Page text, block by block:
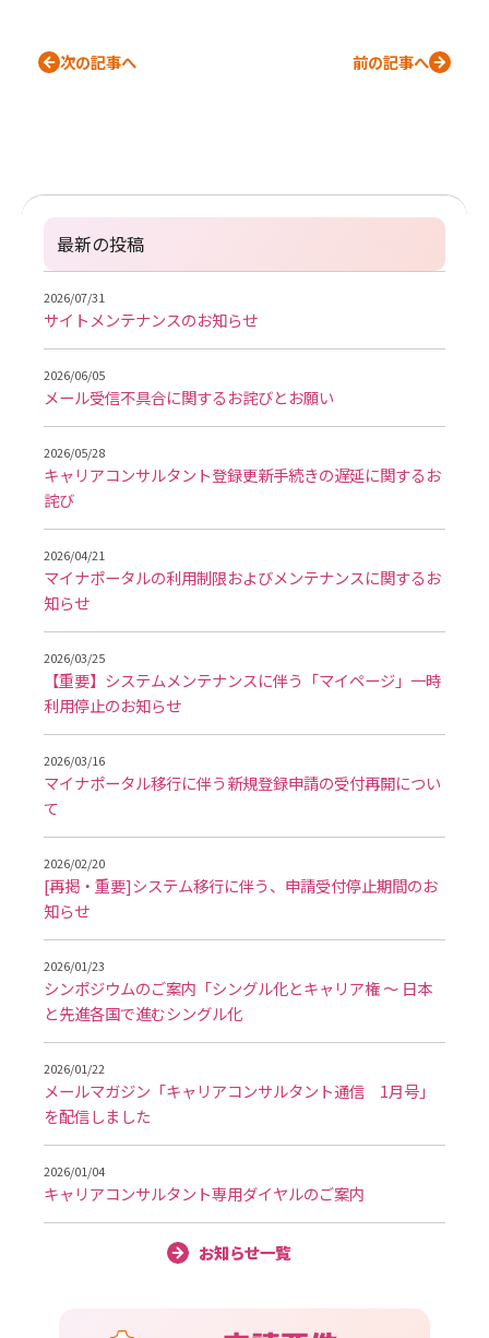
次の記事へ 前の記事へ
最新の投稿
2026/07/31
サイトメンテナンスのお知らせ
2026/06/05
メール受信不具合に関するお詫びとお願い
2026/05/28
キャリアコンサルタント登録更新手続きの遅延に関するお
詫び
2026/04/21
マイナポータルの利用制限およびメンテナンスに関するお
知らせ
2026/03/25
【重要】システムメンテナンスに伴う「マイページ」一時
利用停止のお知らせ
2026/03/16
マイナポータル移行に伴う新規登録申請の受付再開につい
て
2026/02/20
[再掲・重要]システム移行に伴う、申請受付停止期間のお
知らせ
2026/01/23
シンポジウムのご案内「シングル化とキャリア権 ～ 日本
と先進各国で進むシングル化
2026/01/22
メールマガジン「キャリアコンサルタント通信 1月号」
を配信しました
2026/01/04
キャリアコンサルタント専用ダイヤルのご案内
お知らせ一覧